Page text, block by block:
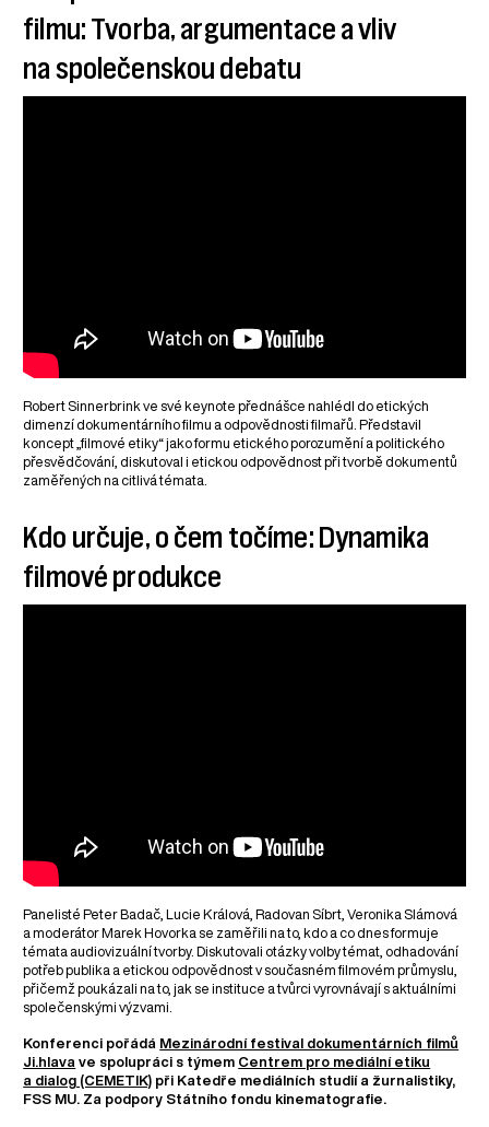
filmu: Tvorba, argumentace a vliv
na společenskou debatu
Robert Sinnerbrink ve své keynote přednášce nahlédl do etických
dimenzí dokumentárního filmu a odpovědnosti filmařů. Představil
koncept „filmové etiky“ jako formu etického porozumění a politického
přesvědčování, diskutoval i etickou odpovědnost při tvorbě dokumentů
zaměřených na citlivá témata.
Kdo určuje, o čem točíme: Dynamika
filmové produkce
Panelisté Peter Badač, Lucie Králová, Radovan Síbrt, Veronika Slámová
a moderátor Marek Hovorka se zaměřili na to, kdo a co dnes formuje
témata audiovizuální tvorby. Diskutovali otázky volby témat, odhadování
potřeb publika a etickou odpovědnost v současném filmovém průmyslu,
přičemž poukázali na to, jak se instituce a tvůrci vyrovnávají s aktuálními
společenskými výzvami.
Konferenci pořádá Mezinárodní festival dokumentárních filmů
Ji.hlava ve spolupráci s týmem Centrem pro mediální etiku
a dialog (CEMETIK) při Katedře mediálních studií a žurnalistiky,
FSS MU. Za podpory Státního fondu kinematografie.